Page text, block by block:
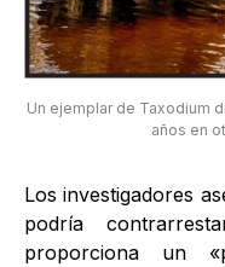
Un ejemplar de Taxodium
años en
Los investigadores
podría
proporciona un